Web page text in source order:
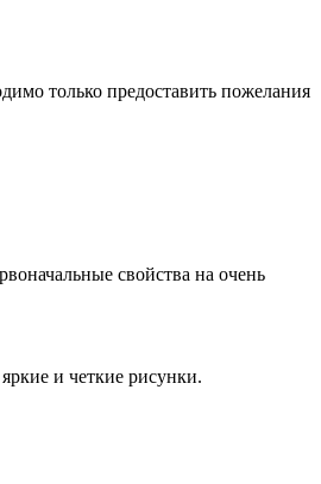
только предоставить пожелания
свойства на очень
и четкие рисунки.